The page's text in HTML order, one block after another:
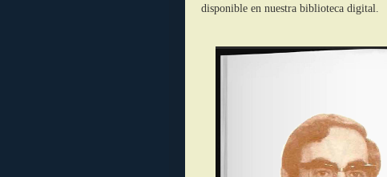
disponible en nuestra biblioteca digital.